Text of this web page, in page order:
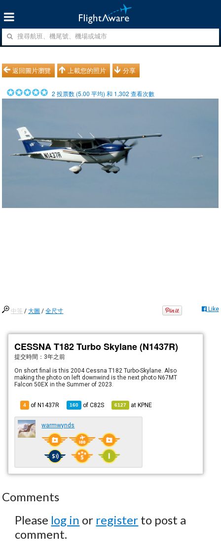
返回圖片瀏覽 上載您的照片 分享
2 投票数 (5.00 平均) 和 1,302 查看次數
中等 /大圖 /全尺寸 Like
CESSNA T182 Turbo Skylane (N1437R)
提交時間： 3年之前
On short final is this 2004 Cessna T182 Turbo-Skylane. Also
making the photo on left downwind is the next photo N67MT
Falcon 50EX in the Summer of 2023.
4 of N1437R 160 ofC82S 6127 atKPNE
warmwynds
Comments
Please log in or register to post a
comment.